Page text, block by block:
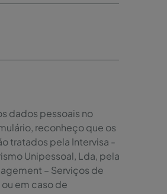
dados pessoais no
reconheço que os
tratados pela Intervisa -
Unipessoal, Lda, pela
– Serviços de
ou em caso de